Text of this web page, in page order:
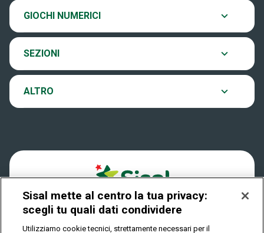
GIOCHI NUMERICI
EuroJackpot
VinciCasa
Play Your Date
SEZIONI
Scopri il gioco
Ultima estrazione
Archivio estrazioni
ALTRO
Contatti
Notifiche
Privacy
Sisal mette al centro la tua privacy:
scegli tu quali dati condividere
Utilizziamo cookie tecnici, strettamente necessari per il